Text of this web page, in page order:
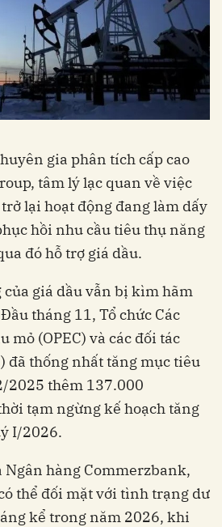
gia phân tích cấp cao
tâm lý lạc quan về việc
lại hoạt động đang làm dấy
hồi nhu cầu tiêu thụ năng
đó hỗ trợ giá dầu.
giá dầu vẫn bị kìm hãm
tháng 11, Tổ chức Các
mỏ (OPEC) và các đối tác
đã thống nhất tăng mục tiêu
2025 thêm 137.000
tạm ngừng kế hoạch tăng
I/2026.
Ngân hàng Commerzbank,
thể đối mặt với tình trạng dư
kể trong năm 2026, khi